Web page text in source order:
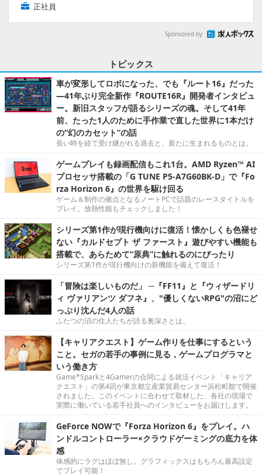
正社員
Sponsored by
トピックス
車が変形してロボになった、でも『ルート16』だった
―41年ぶり完全新作『ROUTE16R』開発者インタビュ
ー。新旧スタッフが語るシリーズの魂。そして41年
前、たった1人のために手作業で直した世界に1本だけ
の“幻のカセット”の話
長い時を経て受け継がれる過去と、新たに生まれるものとは。
ゲームプレイも録画配信もこれ1台。AMD Ryzen™ AI
プロセッサ搭載の「G TUNE P5-A7G60BK-D」で『Fo
rza Horizon 6』の世界を駆け回る
ゲーム＆制作の拠点となるノートPCで話題のレースタイトルを
プレイ。放熱性能もチェックしました！
シリーズ第1作が現行機向けに復活！懐かしくも色褪せ
ない『カルドセプト ザ ファースト』遊びやすい機能も
搭載で、あらためて“原典”に触れるのにぴったり
シリーズ第1作が現行機向けの新機能を備えて復活！
「冒険は楽しいものだ」 ─『FF11』と『ウィザードリ
ィ ヴァリアンツ ダフネ』、"優しくないRPG"の沼にど
っぷり沈んだ4人の話
ふたつの沼の住人たちが語る奥深さとは。
【キャリアクエスト】ゲーム作りを仕事にするという
こと。セガの若手の事例に見る，ゲームプログラマと
いう働き方
Game*Sparkと4Gamerの合同による就活イベント「キャリア
クエスト」の第4回が東京都立産業貿易センター浜松町館で開催
されました。このイベントに合わせて取材した、各社の現場で
実際に働いている若手社員へのインタビューをお届けします。
GeForce NOWで『Forza Horizon 6』をプレイ。ハ
ンドルコントローラー×クラウドゲーミングの底力を体
感
体感的にラグはほぼ無し。グラフィックスはもちろん最高設定
でプレイ可能！